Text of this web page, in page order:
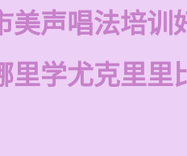
美声唱法培训
里学尤克里里